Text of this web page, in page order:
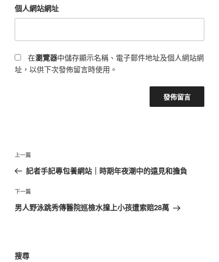
個人網站網址
在瀏覽器中儲存顯示名稱、電子郵件地址及個人網站網
址，以供下次發佈留言時使用。
文
導
覽
上
一
文
章
上一篇
記者手記專包養網站｜時期年夜潮中的遠見和擔負
下
一
下一篇
男人野泳跳秀傳醫院巡檢水撞上小孩遭索賠28萬
搜尋